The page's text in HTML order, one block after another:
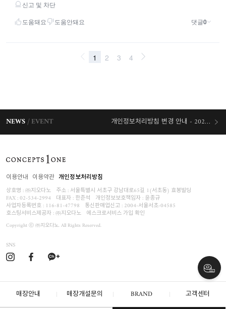
NEWS EVENT 개인정보처리방침 변경 안내 - 2026/07/30 시행
이용안내 이용약관 개인정보처리방침
상호명 : ㈜지오다노 주소 : 서울특별시 서초구 강남대로65길 1(서초동) 효봉빌딩
FAX : 02-534-2994 대표자 : 한준석 개인정보보호책임자 : 윤종규
사업자등록번호 : 116-81-47798 통신판매업신고 : 2004-서울서초-04585
호스팅서비스제공자 : ㈜지오다노 에스크로서비스 가입 확인
Copyright ⓒ ㈜지오다노. All Rights Reserved.
SNS
매장안내 매장개설문의 BRAND 고객센터